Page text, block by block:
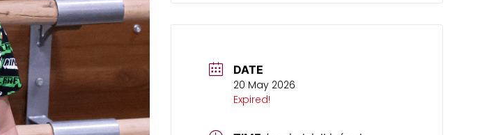
DATE
20 May 2026
Expired!